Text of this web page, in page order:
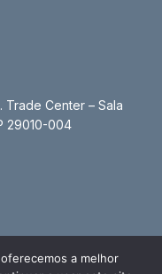
Trade Center – Sala
29010-004
a melhor